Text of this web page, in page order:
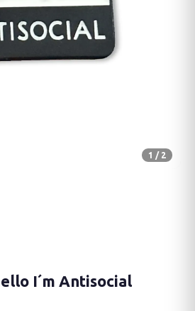
1 / 2
I´m Antisocial